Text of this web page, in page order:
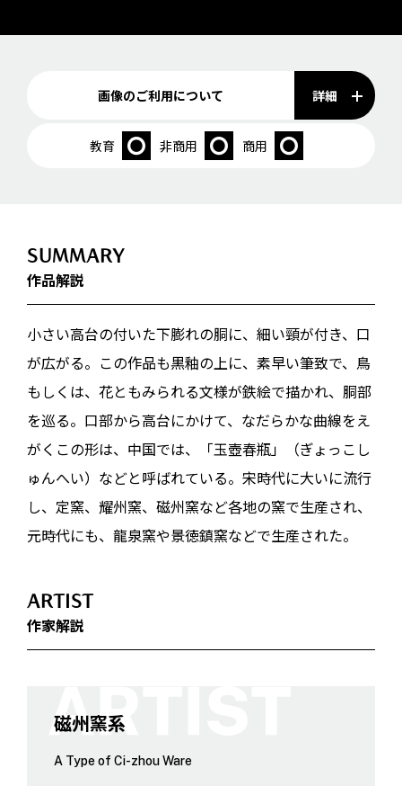
画像のご利用について 詳細
教育 非商用 商用
SUMMARY
作品解説
小さい高台の付いた下膨れの胴に、細い頸が付き、口
が広がる。この作品も黒釉の上に、素早い筆致で、鳥
もしくは、花ともみられる文様が鉄絵で描かれ、胴部
を巡る。口部から高台にかけて、なだらかな曲線をえ
がくこの形は、中国では、「玉壺春瓶」（ぎょっこし
ゅんへい）などと呼ばれている。宋時代に大いに流行
し、定窯、耀州窯、磁州窯など各地の窯で生産され、
元時代にも、龍泉窯や景徳鎮窯などで生産された。
ARTIST
作家解説
磁州窯系
A Type of Ci-zhou Ware